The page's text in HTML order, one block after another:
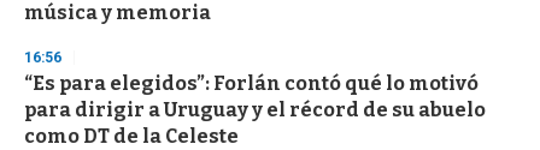
música y memoria
16:56
“Es para elegidos”: Forlán contó qué lo motivó
para dirigir a Uruguay y el récord de su abuelo
como DT de la Celeste